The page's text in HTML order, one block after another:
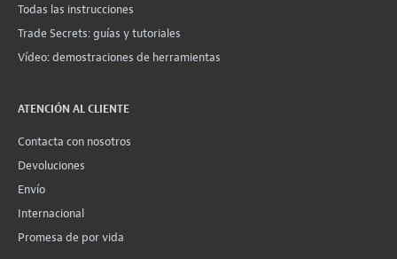
Todas las instrucciones
Trade Secrets: guías y tutoriales
Vídeo: demostraciones de herramientas
ATENCIÓN AL CLIENTE
Contacta con nosotros
Devoluciones
Envío
Internacional
Promesa de por vida